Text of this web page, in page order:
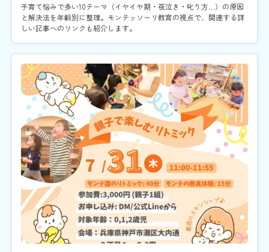
子育て悩みで多い10テーマ（イヤイヤ期・夜泣き・叱り方…）の原因
と解決法を年齢別に整理。モンテッソーリ教育の視点で、関連する詳
しい記事へのリンクも紹介します。